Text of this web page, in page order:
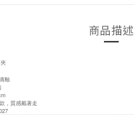
商品描述
釉
，質感戴著走